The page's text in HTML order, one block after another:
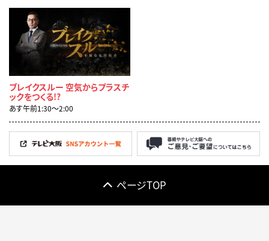
ブレイクスルー 空気からプラスチ
ックをつくる!?
あす午前1:30〜2:00
ページTOP